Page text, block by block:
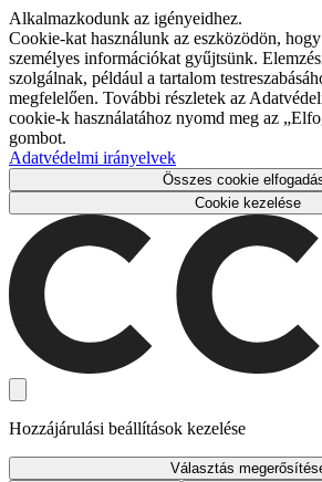
Alkalmazkodunk az igényeidhez.
Cookie-kat használunk az eszközödön,
személyes információkat gyűjtsünk.
szolgálnak, például a tartalom
megfelelően. További részletek az
cookie-k használatához nyomd meg az
gombot.
Adatvédelmi irányelvek
Összes cookie
Cookie kezelése
Hozzájárulási beállítások kezelése
Választás